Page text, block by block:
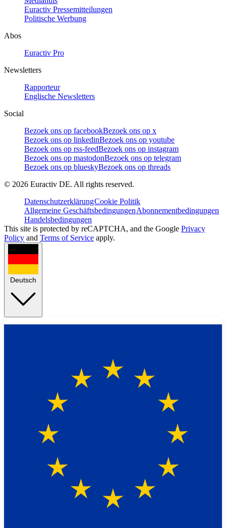
Euractiv Pressemitteilungen
Politische Werbung
Abos
Euractiv Pro
Newsletters
Rapporteur
Englische Newsletters
Social
Bezoek ons op facebookBezoek ons op x
Bezoek ons op linkedinBezoek ons op youtube
Bezoek ons op rss-feedBezoek ons op instagram
Bezoek ons op mastodonBezoek ons op telegram
Bezoek ons op blueskyBezoek ons op threads
© 2026 Euractiv DE. All rights reserved.
DatenschutzerklärungCookie Politik
Allgemeine GeschäftsbedingungenAbonnementbedingungen
Handelsbedingungen
This site is protected by reCAPTCHA, and the Google Privacy
Policy and Terms of Service apply.
Deutsch